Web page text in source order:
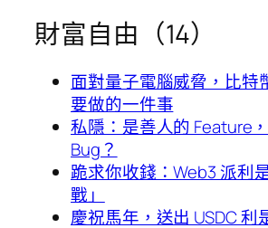
財富自由（14）
面對量子電腦威脅，比特
要做的一件事
私隱：是善人的 Feature
Bug？
跪求你收錢：Web3 派利
戰」
慶祝馬年，送出 USDC 利